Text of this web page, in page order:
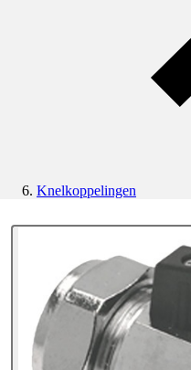
Knelkoppelingen